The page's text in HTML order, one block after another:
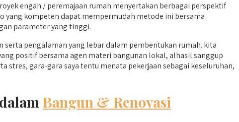
engah / peremajaan rumah menyertakan berbagai perspektif
yang kompeten dapat mempermudah metode ini bersama
parameter yang tinggi.
pengalaman yang lebar dalam pembentukan rumah. kita
positif bersama agen materi bangunan lokal, alhasil sanggup
gara-gara saya tentu menata pekerjaan sebagai keseluruhan,
Bangun & Renovasi